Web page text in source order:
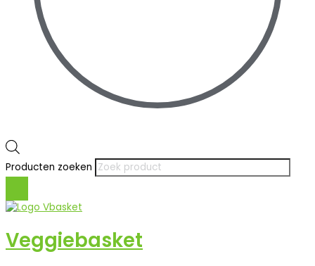
Producten zoeken
Veggiebasket